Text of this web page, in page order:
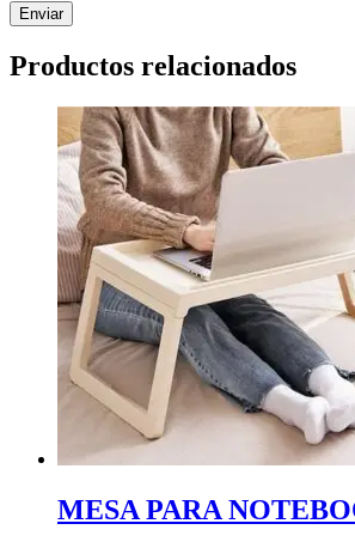
Productos relacionados
MESA PARA